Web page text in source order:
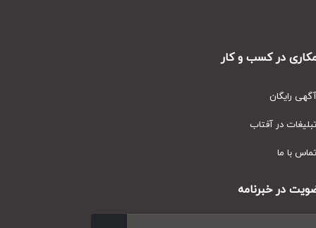
در کسب و کار
رایگان
در آفتاب
با ما
در خبرنامه